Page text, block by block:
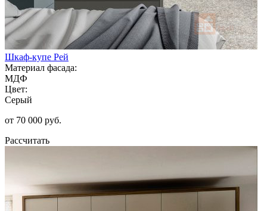
Шкаф-купе Рей
Материал фасада:
МДФ
Цвет:
Серый
от 70 000 руб.
Рассчитать